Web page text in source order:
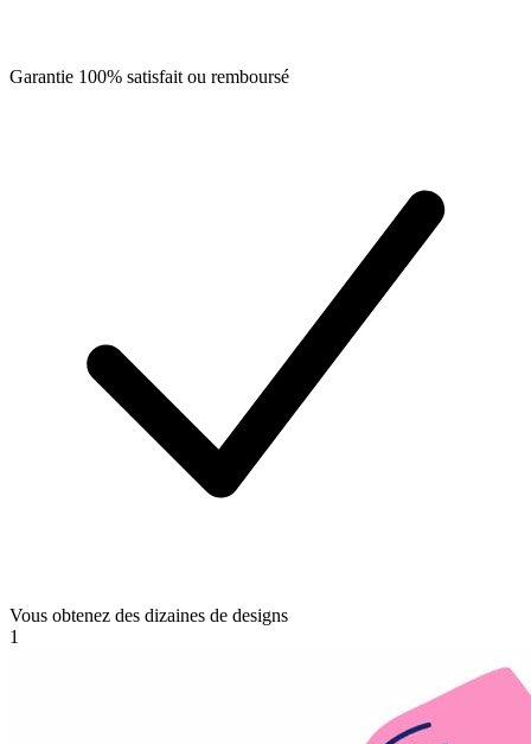
Garantie 100% satisfait ou remboursé
Vous obtenez des dizaines de designs
1